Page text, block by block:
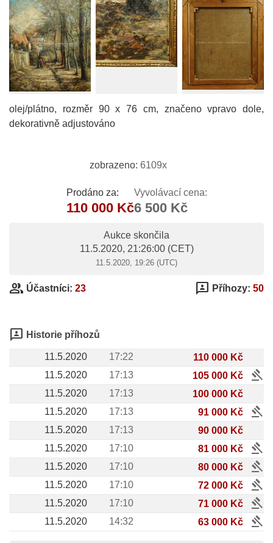
olej/plátno, rozměr 90 x 76 cm, značeno vpravo dole,
dekorativně adjustováno
zobrazeno: 6109x
Prodáno za:
110 000 Kč
Vyvolávací cena:
6 500 Kč
Aukce skončila
11.5.2020, 21:26:00(CET)
11.5.2020, 19:26 (UTC)
group Účastníci: 23 3p Příhozy: 50
3p Historie příhozů
11.5.2020 17:22
110 000 Kč
11.5.2020
17:13 105 000 Kč gavel
11.5.2020 17:13
100 000 Kč
11.5.2020
17:13 91 000 Kč gavel
11.5.2020 17:13
90 000 Kč
11.5.2020
17:10 81 000 Kč gavel
11.5.2020 17:10 80 000 Kč gavel
11.5.2020 17:10 72 000 Kč gavel
11.5.2020 17:10 71 000 Kč gavel
11.5.2020 14:32 63 000 Kč
gavel